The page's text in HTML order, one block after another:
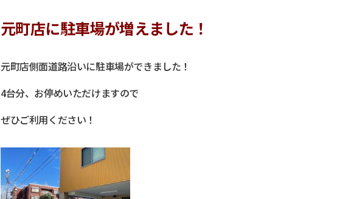
元町店に駐車場が増えました！
元町店側面道路沿いに駐車場ができました！
4台分、お停めいただけますので
ぜひご利用ください！